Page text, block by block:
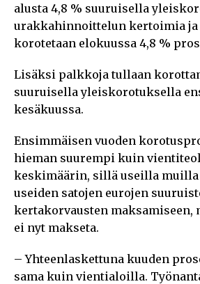
alusta 4,8 % suuruisella
urakkahinnoittelun kertoimia
korotetaan elokuussa 4,8 %
Lisäksi palkkoja tullaan
suuruisella yleiskorotuksella
kesäkuussa.
Ensimmäisen vuoden
hieman suurempi kuin
keskimäärin, sillä useilla
useiden satojen eurojen
kertakorvausten maksamiseen,
ei nyt makseta.
– Yhteenlaskettuna kuuden
sama kuin vientialoilla.